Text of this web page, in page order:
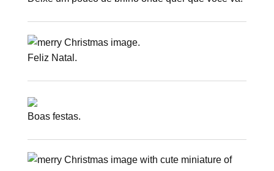
Feliz Natal.
Boas festas.